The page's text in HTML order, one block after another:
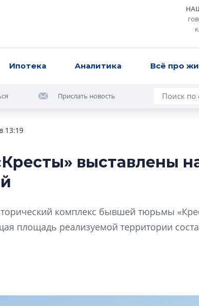
Ипотека Аналитика Всё про
Прислать новость
13:19
выставлены
комплекс бывшей тюрьмы
площадь реализуемой территории